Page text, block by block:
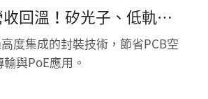
回溫！矽光子、低軌衛
度集成的封裝技術，節省PCB空
與PoE應用。